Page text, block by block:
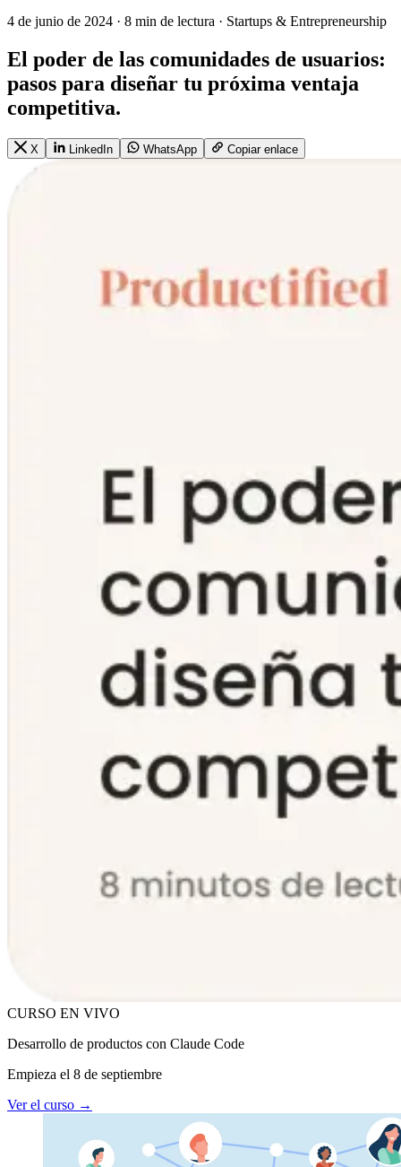
4 de junio de 2024 · 8 min de lectura · Startups & Entrepreneurship
El poder de las comunidades de usuarios:
pasos para diseñar tu próxima ventaja
competitiva.
X LinkedIn WhatsApp Copiar enlace
CURSO EN VIVO
Desarrollo de productos con Claude Code
Empieza el 8 de septiembre
Ver el curso →